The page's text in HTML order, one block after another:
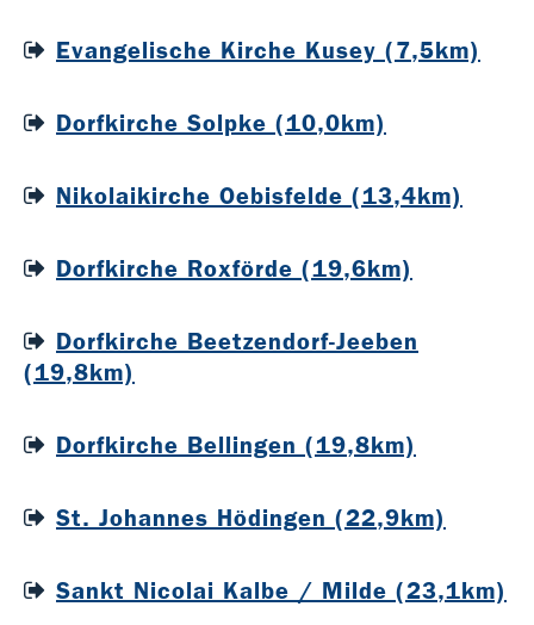
Evangelische Kirche Kusey (7,5km)
Dorfkirche Solpke (10,0km)
Nikolaikirche Oebisfelde (13,4km)
Dorfkirche Roxförde (19,6km)
Dorfkirche Beetzendorf-Jeeben
(19,8km)
Dorfkirche Bellingen (19,8km)
St. Johannes Hödingen (22,9km)
Sankt Nicolai Kalbe / Milde (23,1km)